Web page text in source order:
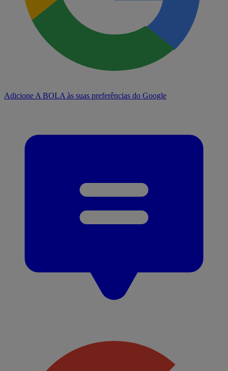
Adicione A BOLA às suas preferências do Google